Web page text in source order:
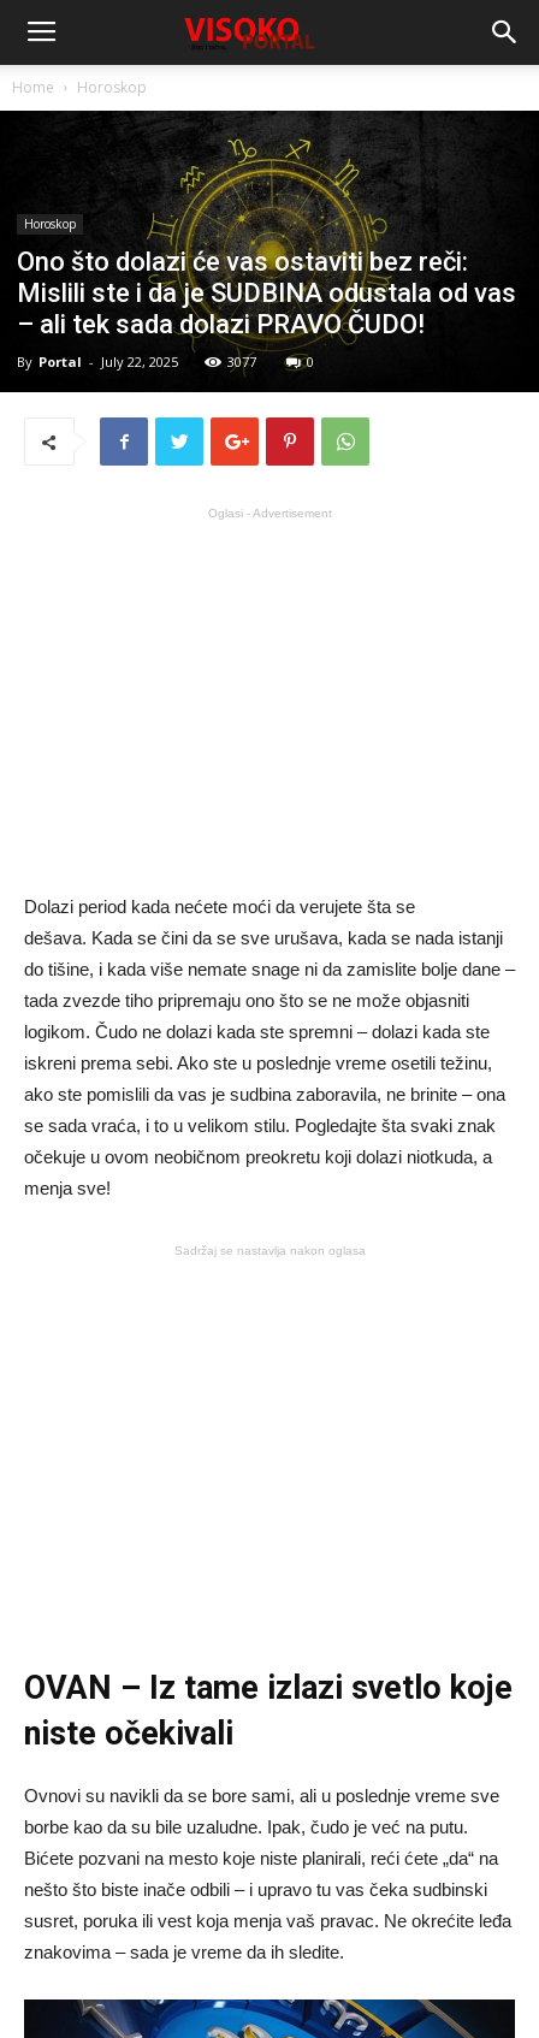
Home Horoskop
Horoskop
Ono što dolazi će vas ostaviti bez reči:
Mislili ste i da je SUDBINA odustala od vas
– ali tek sada dolazi PRAVO ČUDO!
By Portal - July 22, 2025 3077 0
Oglasi - Advertisement
Dolazi period kada nećete moći da verujete šta se
dešava. Kada se čini da se sve urušava, kada se nada istanji
do tišine, i kada više nemate snage ni da zamislite bolje dane –
tada zvezde tiho pripremaju ono što se ne može objasniti
logikom. Čudo ne dolazi kada ste spremni – dolazi kada ste
iskreni prema sebi. Ako ste u poslednje vreme osetili težinu,
ako ste pomislili da vas je sudbina zaboravila, ne brinite – ona
se sada vraća, i to u velikom stilu. Pogledajte šta svaki znak
očekuje u ovom neobičnom preokretu koji dolazi niotkuda, a
menja sve!
Sadržaj se nastavlja nakon oglasa
OVAN – Iz tame izlazi svetlo koje
niste očekivali
Ovnovi su navikli da se bore sami, ali u poslednje vreme sve
borbe kao da su bile uzaludne. Ipak, čudo je već na putu.
Bićete pozvani na mesto koje niste planirali, reći ćete „da“ na
nešto što biste inače odbili – i upravo tu vas čeka sudbinski
susret, poruka ili vest koja menja vaš pravac. Ne okrećite leđa
znakovima – sada je vreme da ih sledite.